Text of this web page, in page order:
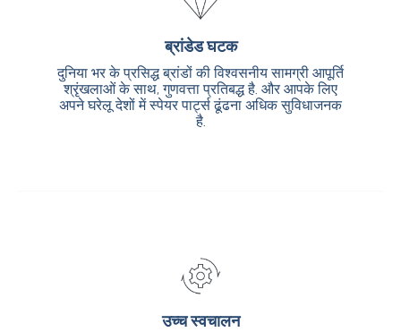
ब्रांडेड घटक
दुनिया भर के प्रसिद्ध ब्रांडों की विश्वसनीय सामग्री आपूर्ति
श्रृंखलाओं के साथ, गुणवत्ता प्रतिबद्ध है. और आपके लिए
अपने घरेलू देशों में स्पेयर पार्ट्स ढूंढना अधिक सुविधाजनक
है.
ब्रांडेड घटक
दुनिया भर के प्रसिद्ध ब्रांडों की विश्वसनीय सामग्री आपूर्ति
श्रृंखलाओं के साथ, गुणवत्ता प्रतिबद्ध है. और आपके लिए
अपने घरेलू देशों में स्पेयर पार्ट्स ढूंढना अधिक सुविधाजनक
है.
उच्च स्वचालन
उच्च स्वचालन